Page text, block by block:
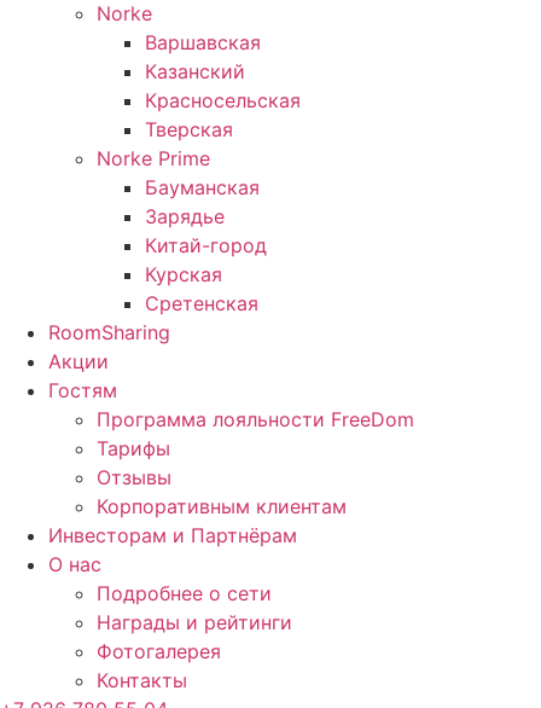
Norke
Варшавская
Казанский
Красносельская
Тверская
Norke Prime
Бауманская
Зарядье
Китай-город
Курская
Сретенская
RoomSharing
Акции
Гостям
Программа лояльности FreeDom
Тарифы
Отзывы
Корпоративным клиентам
Инвесторам и Партнёрам
О нас
Подробнее о сети
Награды и рейтинги
Фотогалерея
Контакты